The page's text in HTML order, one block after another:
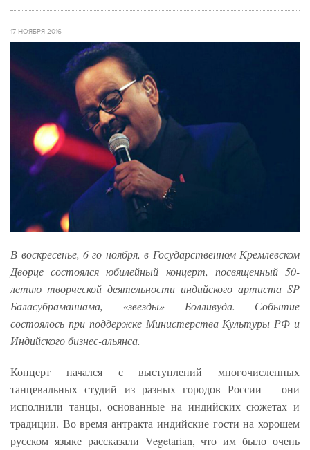
17 НОЯБРЯ 2016
В воскресенье, 6-го ноября, в Государственном Кремлевском
Дворце состоялся юбилейный концерт, посвященный 50-
летию творческой деятельности индийского артиста SP
Баласубраманиама, «звезды» Болливуда. Событие
состоялось при поддержке Министерства Культуры РФ и
Индийского бизнес-альянса.
Концерт начался с выступлений многочисленных
танцевальных студий из разных городов России – они
исполнили танцы, основанные на индийских сюжетах и
традиции. Во время антракта индийские гости на хорошем
русском языке рассказали Vegetarian, что им было очень